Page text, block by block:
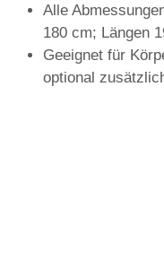
Alle
180 cm; Längen
Geeignet für
optional